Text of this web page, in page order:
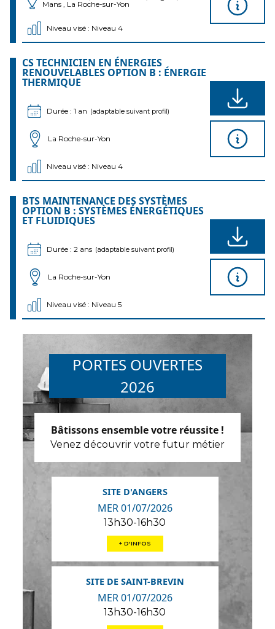
Mans , La Roche-sur-Yon
Niveau visé : Niveau 4
CS TECHNICIEN EN ÉNERGIES
RENOUVELABLES OPTION B : ÉNERGIE
THERMIQUE
Durée : 1 an (adaptable suivant profil)
La Roche-sur-Yon
Niveau visé : Niveau 4
BTS MAINTENANCE DES SYSTÈMES
OPTION B : SYSTÈMES ÉNERGÉTIQUES
ET FLUIDIQUES
Durée : 2 ans (adaptable suivant profil)
La Roche-sur-Yon
Niveau visé : Niveau 5
PORTES OUVERTES
2026
Bâtissons ensemble votre réussite !
Venez découvrir votre futur métier
SITE D'ANGERS
MER 01/07/2026
13h30-16h30
+ D'INFOS
SITE DE SAINT-BREVIN
MER 01/07/2026
13h30-16h30